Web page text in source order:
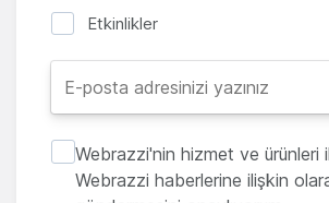
Etkinlikler
Webrazzi'nin hizmet ve ürünleri
Webrazzi haberlerine ilişkin